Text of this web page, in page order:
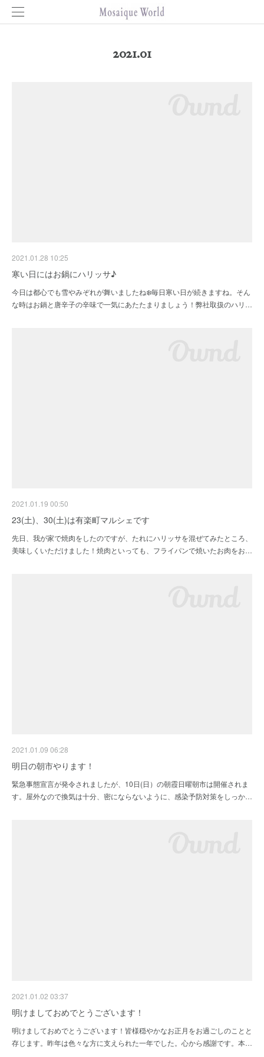
2021.01
2021.01.28 10:25
寒い日にはお鍋にハリッサ♪
今日は都心でも雪やみぞれが舞いましたね❄️毎日寒い日が続きますね。そん
な時はお鍋と唐辛子の辛味で一気にあたたまりましょう！弊社取扱のハリ…
2021.01.19 00:50
23(土)、30(土)は有楽町マルシェです
先日、我が家で焼肉をしたのですが、たれにハリッサを混ぜてみたところ、
美味しくいただけました！焼肉といっても、フライパンで焼いたお肉をお…
2021.01.09 06:28
明日の朝市やります！
緊急事態宣言が発令されましたが、10日(日）の朝霞日曜朝市は開催されま
す。屋外なので換気は十分、密にならないように、感染予防対策をしっか…
2021.01.02 03:37
明けましておめでとうございます！
明けましておめでとうございます！皆様穏やかなお正月をお過ごしのことと
存じます。昨年は色々な方に支えられた一年でした。心から感謝です。本…